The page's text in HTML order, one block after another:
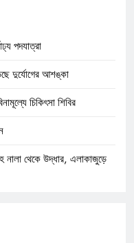
পদযাত্রা
দুর্যোগের আশঙ্কা
চিকিৎসা শিবির
নালা থেকে উদ্ধার, এলাকাজুড়ে